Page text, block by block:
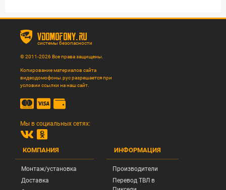
vdomofony.ru
системы безопасности
© 2011-2026 Все права защищены.
Копирование материалов сайта
видеодомофоны.рус разрешается при
условии ссылки на наш сайт.
Мы в социальных сетях:
КОМПАНИЯ
Монтаж/установка
Доставка
ИНФОРМАЦИЯ
Производители
Перевод ТВЛ в